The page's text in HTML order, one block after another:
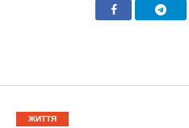
ЖИТТЯ